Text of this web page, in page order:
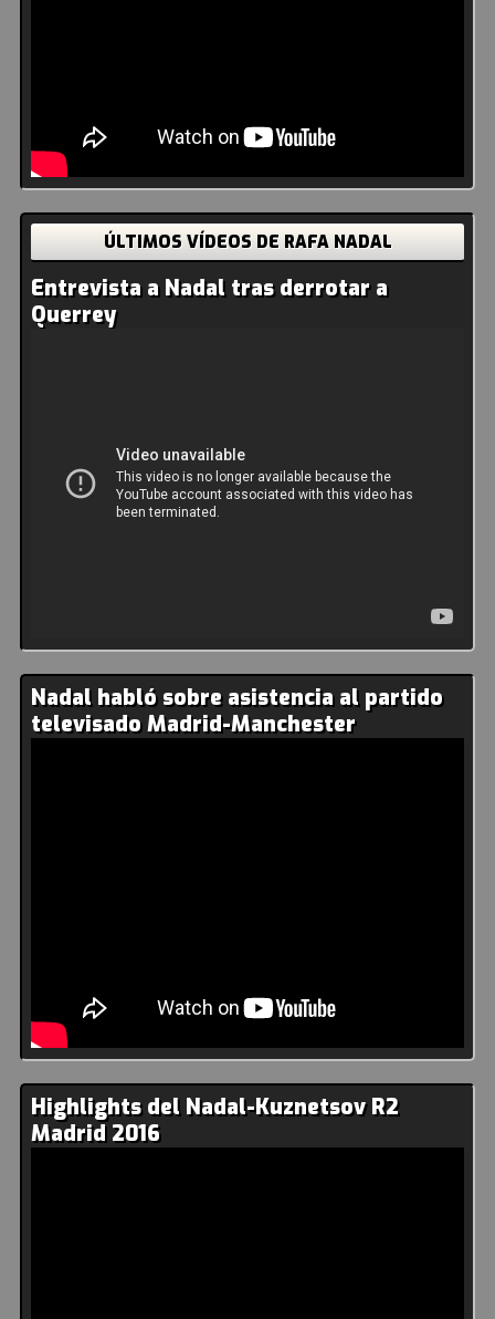
ÚLTIMOS VÍDEOS DE RAFA NADAL
Entrevista a Nadal tras derrotar a
Querrey
Nadal habló sobre asistencia al partido
televisado Madrid-Manchester
Highlights del Nadal-Kuznetsov R2
Madrid 2016